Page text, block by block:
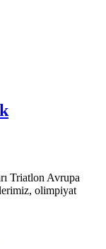
Triatlon Avrupa
olimpiyat